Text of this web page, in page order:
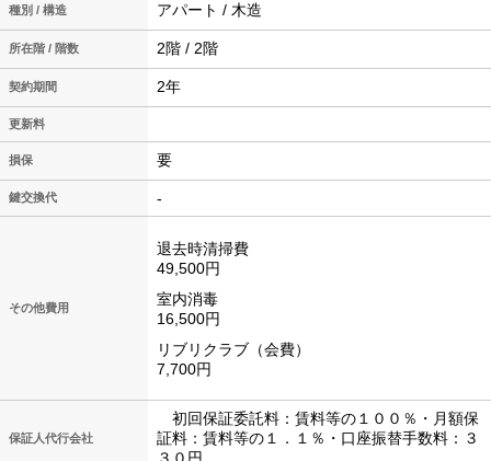
種別 / 構造 アパート / 木造
所在階 / 階数 2階 / 2階
契約期間 2年
更新料
損保 要
鍵交換代 -
その他費用
退去時清掃費
49,500円
室内消毒
16,500円
リブリクラブ（会費）
7,700円
保証人代行会社
初回保証委託料：賃料等の１００％・月額保
証料：賃料等の１．１％・口座振替手数料：３